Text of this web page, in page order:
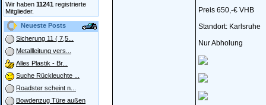
Wir haben 11241 registrierte
Mitglieder.
Neueste Posts
Sicherung 11 ( 7,5...
Metallleitung vers...
Alles Plastik - Br...
Suche Rückleuchte ...
Roadster scheint n...
Bowdenzug Türe außen
Preis 650,-€ VHB
Standort: Karlsruhe
Nur Abholung